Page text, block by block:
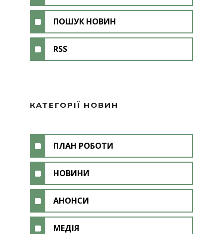
ПОШУК НОВИН
RSS
КАТЕГОРІЇ НОВИН
ПЛАН РОБОТИ
НОВИНИ
АНОНСИ
МЕДІЯ